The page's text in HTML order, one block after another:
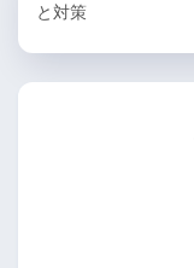
と対策